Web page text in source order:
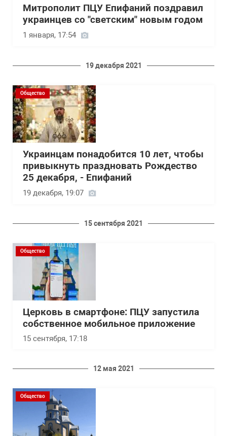
Митрополит ПЦУ Епифаний поздравил
украинцев со "светским" новым годом
1 января, 17:54
19 декабря 2021
Общество
Украинцам понадобится 10 лет, чтобы
привыкнуть праздновать Рождество
25 декабря, - Епифаний
19 декабря, 19:07
15 сентября 2021
Общество
Церковь в смартфоне: ПЦУ запустила
собственное мобильное приложение
15 сентября, 17:18
12 мая 2021
Общество